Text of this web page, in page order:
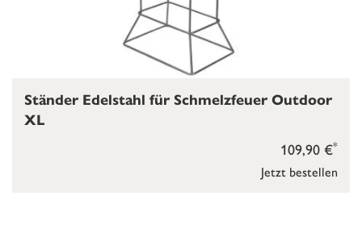
Jetzt bestellen
109,90 €*
Ständer Edelstahl für Schmelzfeuer Outdoor
XL